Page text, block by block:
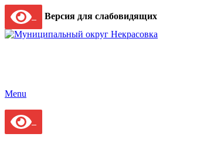
Версия для слабовидящих
Menu